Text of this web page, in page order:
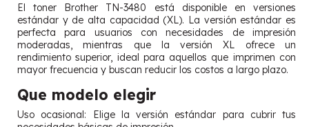
El toner Brother TN-3480 está disponible en versiones
estándar y de alta capacidad (XL). La versión estándar es
perfecta para usuarios con necesidades de impresión
moderadas, mientras que la versión XL ofrece un
rendimiento superior, ideal para aquellos que imprimen con
mayor frecuencia y buscan reducir los costos a largo plazo.
Que modelo elegir
Uso ocasional: Elige la versión estándar para cubrir tus